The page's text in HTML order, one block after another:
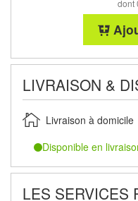
dont
LIVRAISON &
Livraison à domicile
Disponible en
LES SERVICES